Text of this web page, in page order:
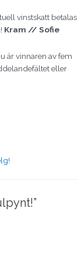
vinstskatt betalas
Kram // Sofie
är vinnaren av fem
eller